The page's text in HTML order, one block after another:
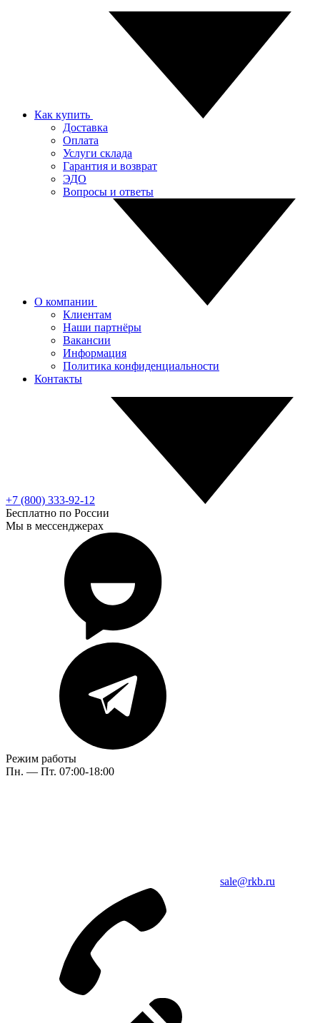
Как купить
Доставка
Оплата
Услуги склада
Гарантия и возврат
ЭДО
Вопросы и ответы
О компании
Клиентам
Наши партнёры
Вакансии
Информация
Политика конфиденциальности
Контакты
+7 (800) 333-92-12
Бесплатно по России
Мы в мессенджерах
Режим работы
Пн. — Пт. 07:00-18:00
sale@rkb.ru